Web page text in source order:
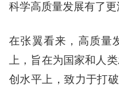
科学高质量发展有了更
在张翼看来，高质量
上，旨在为国家和人
创水平上，致力于打